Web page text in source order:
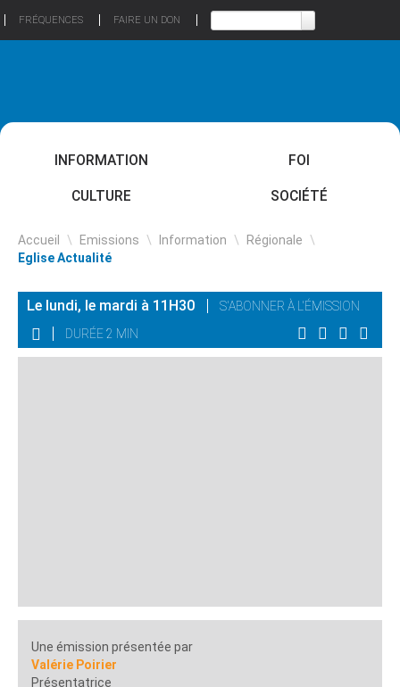
FRÉQUENCES FAIRE UN DON
INFORMATION FOI
CULTURE SOCIÉTÉ
Accueil \ Emissions \ Information \ Régionale \
Eglise Actualité
Le lundi, le mardi à 11H30
S'ABONNER À L'ÉMISSION
DURÉE 2 MIN
Une émission présentée par
Valérie Poirier
Présentatrice